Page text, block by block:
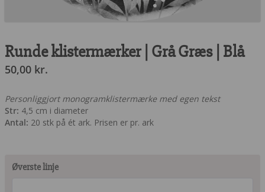
Runde klistermærker | Grå Græs | Blå
50,00 kr.
Personliggjort monogramklistermærke med egen tekst
Str: 4,5 cm i diameter
Antal: 20 stk på ét ark. Prisen er pr. ark
Øverste linje